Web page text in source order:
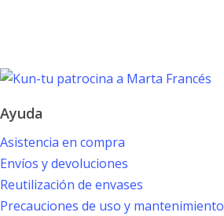
Ayuda
Asistencia en compra
Envíos y devoluciones
Reutilización de envases
Precauciones de uso y mantenimiento